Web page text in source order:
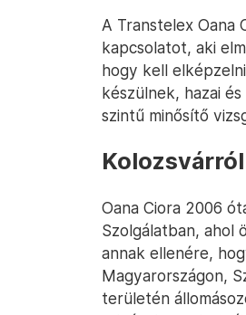
A Transtelex Oana
kapcsolatot, aki
hogy kell
készülnek, hazai
szintű minősítő
Oana Ciora 2006
Szolgálatban, ahol
annak ellenére,
Magyarországon,
területén